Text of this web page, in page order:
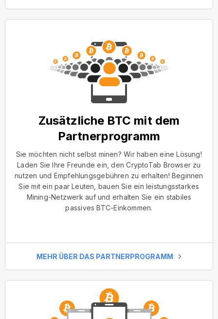
Zusätzliche BTC mit dem
Partnerprogramm
Sie möchten nicht selbst minen? Wir haben eine Lösung!
Laden Sie Ihre Freunde ein, den CryptoTab Browser zu
nutzen und Empfehlungsgebühren zu erhalten! Beginnen
Sie mit ein paar Leuten, bauen Sie ein leistungsstarkes
Mining-Netzwerk auf und erhalten Sie ein stabiles
passives BTC-Einkommen.
MEHR ÜBER DAS PARTNERPROGRAMM